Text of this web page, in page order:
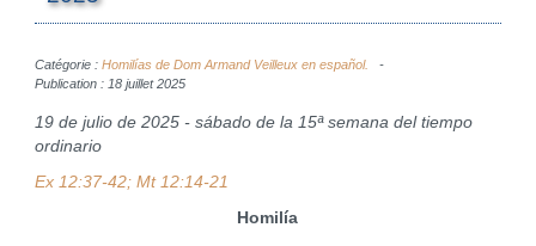
Catégorie : Homilías de Dom Armand Veilleux en español.
Publication : 18 juillet 2025
19 de julio de 2025 - sábado de la 15ª semana del tiempo
ordinario
Ex 12:37-42; Mt 12:14-21
Homilía